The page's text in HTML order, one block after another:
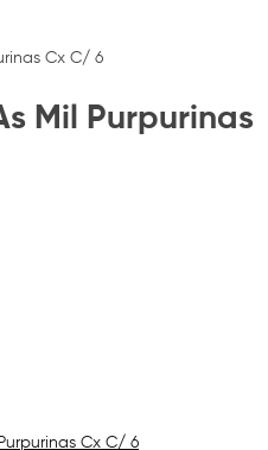
Cx C/ 6
Mil Purpurinas